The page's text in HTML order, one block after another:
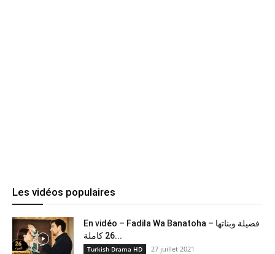
Les vidéos populaires
En vidéo – Fadila Wa Banatoha – فضيلة وبناتها
26 كاملة...
Turkish Drama HD 27 juillet 2021